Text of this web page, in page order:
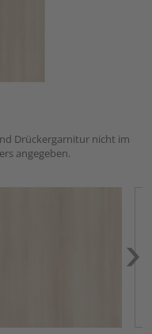
Drückergarnitur nicht im
angegeben.